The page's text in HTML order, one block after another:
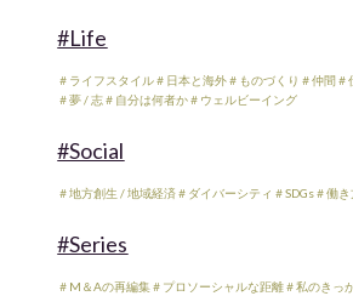
#Life
＃ライフスタイル＃日本と海外＃ものづくり ＃仲間＃
＃夢 / 志＃自分は何者か＃ウェルビーイング
#Social
＃地方創生 / 地域経済＃ダイバーシティ ＃SDGs＃働
#Series
＃M＆Aの再編集＃プロソーシャルな距離＃私のきっ